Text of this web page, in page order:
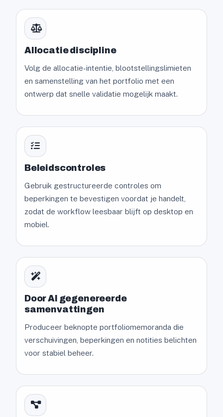
Allocatie discipline
Volg de allocatie-intentie, blootstellingslimieten
en samenstelling van het portfolio met een
ontwerp dat snelle validatie mogelijk maakt.
Beleidscontroles
Gebruik gestructureerde controles om
beperkingen te bevestigen voordat je handelt,
zodat de workflow leesbaar blijft op desktop en
mobiel.
Door AI gegenereerde
samenvattingen
Produceer beknopte portfoliomemoranda die
verschuivingen, beperkingen en notities belichten
voor stabiel beheer.